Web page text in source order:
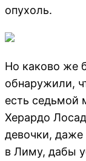
опухоль.
Но каково же
обнаружили,
есть седьмой
Херардо
девочки, даже
в Лиму, дабы